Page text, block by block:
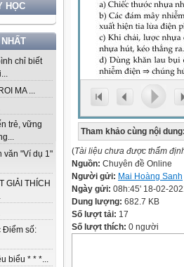
HỌC
chỉ biết
MA ...
trẻ, vững
văn "Ví dụ 1"
GIẢI THÍCH
Điểm số:
biểu * * *...
Tham khảo cùng nội dung:
(Tài liệu chưa được thẩm
Nguồn: Chuyên đề Online
Người gửi: Mai Hoàng Sanh
Ngày gửi: 08h:45' 18-02-
Dung lượng: 682.7 KB
Số lượt tải: 17
Số lượt thích: 0 người